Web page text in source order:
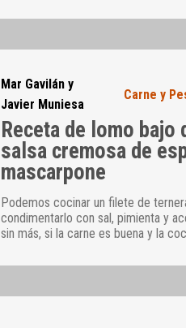
Mar Gavilán y
Javier Muniesa
Carne y
Receta de lomo bajo
salsa cremosa de
mascarpone
Podemos cocinar un filete de
condimentarlo con sal, pimienta y
sin más, si la carne es buena y la